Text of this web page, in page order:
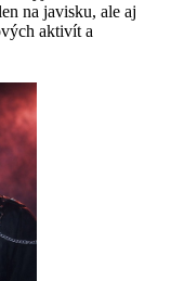
na javisku, ale aj
aktivít a